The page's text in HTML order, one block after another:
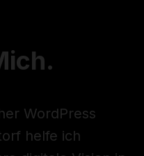
WordPress
helfe ich